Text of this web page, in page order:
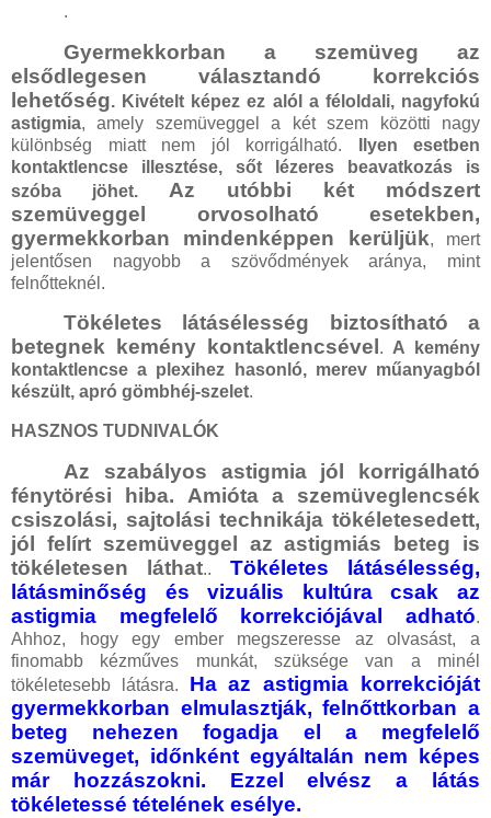
.
Gyermekkorban a szemüveg az
elsődlegesen választandó korrekciós
lehetőség. Kivételt képez ez alól a féloldali, nagyfokú
astigmia, amely szemüveggel a két szem közötti nagy
különbség miatt nem jól korrigálható.
Ilyen esetben
kontaktlencse illesztése, sőt lézeres beavatkozás is
szóba jöhet.
Az utóbbi két módszert
szemüveggel orvosolható esetekben,
gyermekkorban mindenképpen kerüljük, mert
jelentősen nagyobb a szövődmények aránya, mint
felnőtteknél.
Tökéletes látásélesség biztosítható a
betegnek kemény kontaktlencsével . A kemény
kontaktlencse a plexihez hasonló, merev műanyagból
készült, apró gömbhéj-szelet.
HASZNOS TUDNIVALÓK
Az szabályos astigmia jól korrigálható
fénytörési hiba. Amióta a szemüveglencsék
csiszolási, sajtolási technikája tökéletesedett,
jól felírt szemüveggel az astigmiás beteg is
tökéletesen láthat.. Tökéletes látásélesség,
látásminőség és vizuális kultúra csak az
astigmia megfelelő korrekciójával adható.
Ahhoz, hogy egy ember megszeresse az olvasást, a
finomabb kézműves munkát, szüksége van a minél
tökéletesebb látásra. Ha az astigmia korrekcióját
gyermekkorban elmulasztják, felnőttkorban a
beteg nehezen fogadja el a megfelelő
szemüveget, időnként egyáltalán nem képes
már hozzászokni. Ezzel elvész a látás
tökéletessé tételének esélye.